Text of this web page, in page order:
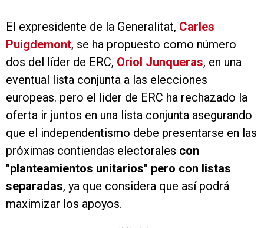
El expresidente de la Generalitat, Carles
Puigdemont, se ha propuesto como número
dos del líder de ERC, Oriol Junqueras, en una
eventual lista conjunta a las elecciones
europeas. pero el lider de ERC ha rechazado la
oferta ir juntos en una lista conjunta asegurando
que el independentismo debe presentarse en las
próximas contiendas electorales con
"planteamientos unitarios" pero con listas
separadas, ya que considera que así podrá
maximizar los apoyos.